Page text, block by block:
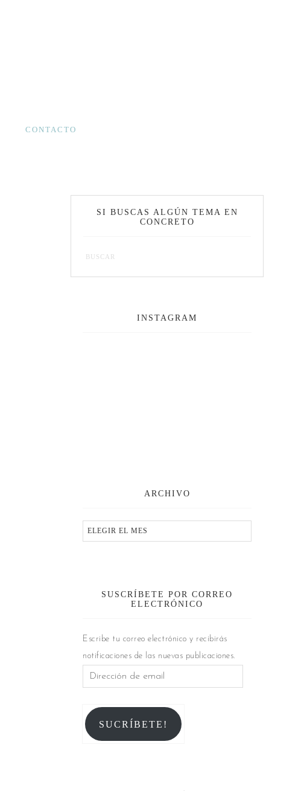
CONTACTO
SI BUSCAS ALGÚN TEMA EN
CONCRETO
INSTAGRAM
ARCHIVO
SUSCRÍBETE POR CORREO
ELECTRÓNICO
Escribe tu correo electrónico y recibirás
notificaciones de las nuevas publicaciones.
SUCRÍBETE!